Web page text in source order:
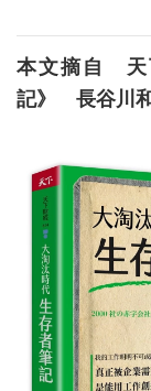
本文摘自 天
記》 長谷川